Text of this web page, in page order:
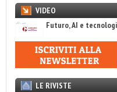
VIDEO
Futuro, AI e
LE RIVISTE